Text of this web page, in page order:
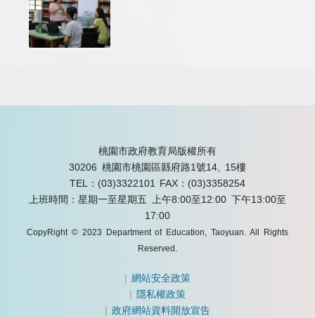
桃園市政府教育局版權所有
30206 桃園市桃園區縣府路1號14, 15樓
TEL：(03)3322101
FAX：(03)3358254
上班時間：星期一至星期五 上午8:00至12:00 下午13:00至
17:00
CopyRight © 2023 Department of Education, Taoyuan. All Rights
Reserved.
|網站安全政策
| 隱私權政策
|政府網站資料開放宣告